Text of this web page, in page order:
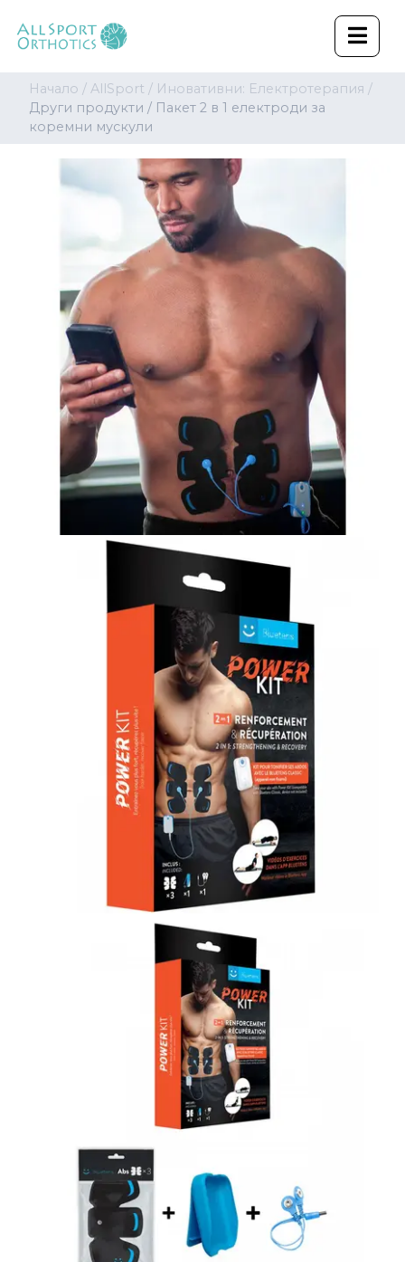
Начало / AllSport / Иновативни: Електротерапия /
Други продукти / Пакет 2 в 1 електроди за
коремни мускули